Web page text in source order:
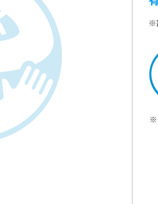
※
※